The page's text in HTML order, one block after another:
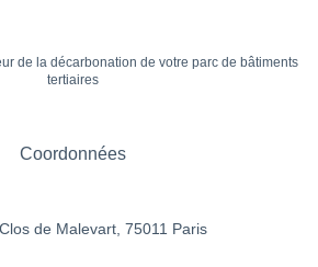
de la décarbonation de votre parc de bâtiments
tertiaires
Coordonnées
de Malevart, 75011 Paris